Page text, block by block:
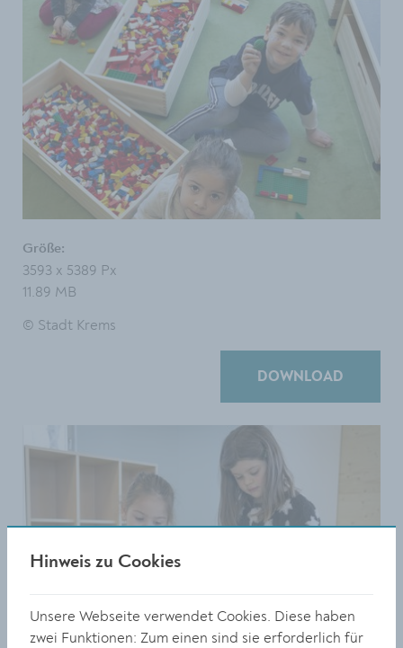
Größe:
3593 x 5389 Px
11.89 MB
© Stadt Krems
DOWNLOAD
Hinweis zu Cookies
Unsere Webseite verwendet Cookies. Diese haben
zwei Funktionen: Zum einen sind sie erforderlich für